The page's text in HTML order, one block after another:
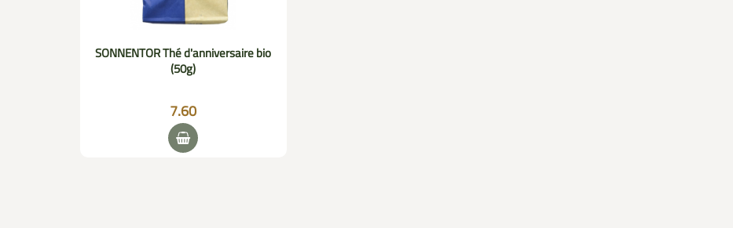
SONNENTOR Thé d'anniversaire bio
(50g)
7.60